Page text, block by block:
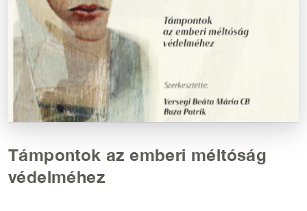
Támpontok az emberi méltóság
védelméhez